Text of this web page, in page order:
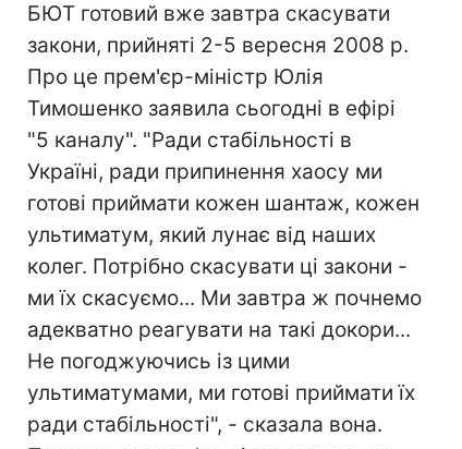
БЮТ готовий вже завтра скасувати
закони, прийняті 2-5 вересня 2008 р.
Про це прем'єр-міністр Юлія
Тимошенко заявила сьогодні в ефірі
"5 каналу". "Ради стабільності в
Україні, ради припинення хаосу ми
готові приймати кожен шантаж, кожен
ультиматум, який лунає від наших
колег. Потрібно скасувати ці закони -
ми їх скасуємо... Ми завтра ж почнемо
адекватно реагувати на такі докори...
Не погоджуючись із цими
ультиматумами, ми готові приймати їх
ради стабільності", - сказала вона.